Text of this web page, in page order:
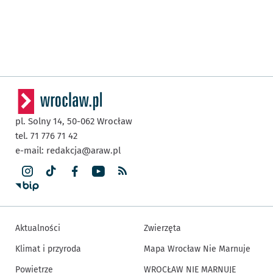
pl. Solny 14, 50-062 Wrocław
tel. 71 776 71 42
e-mail: redakcja@araw.pl
Aktualności
Klimat i przyroda
Powietrze
Zwierzęta
Mapa Wrocław Nie Marnuje
WROCŁAW NIE MARNUJE